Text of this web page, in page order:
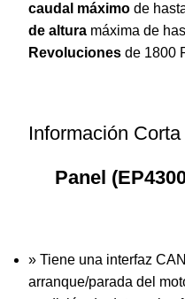
caudal máximo de
de altura máxima de
Revoluciones de 1800
Información Corta
Panel
» Tiene una interfaz
arranque/parada del